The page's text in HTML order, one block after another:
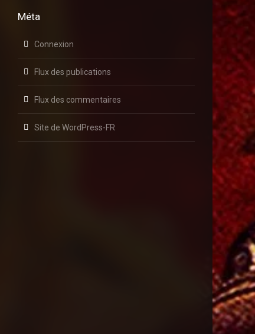
Méta
Connexion
Flux des publications
Flux des commentaires
Site de WordPress-FR